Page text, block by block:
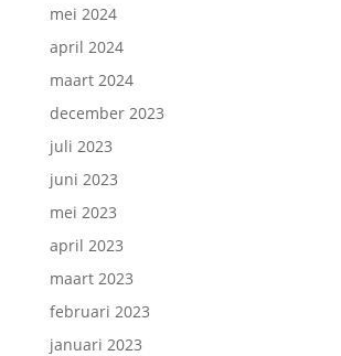
mei 2024
april 2024
maart 2024
december 2023
juli 2023
juni 2023
mei 2023
april 2023
maart 2023
februari 2023
januari 2023